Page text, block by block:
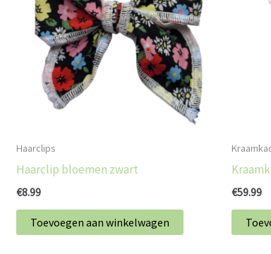
Haarclips
Haarclip bloemen zwart
€8.99
Toevoegen aan winkelwagen
€59.99